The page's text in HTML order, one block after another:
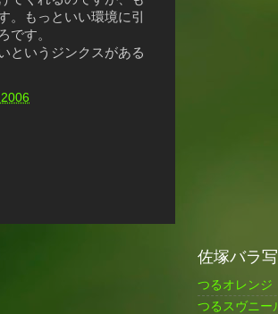
。もっといい環境に引
です。
というジンクスがある
佐塚バラ
つるオレンジ
つるスヴニー